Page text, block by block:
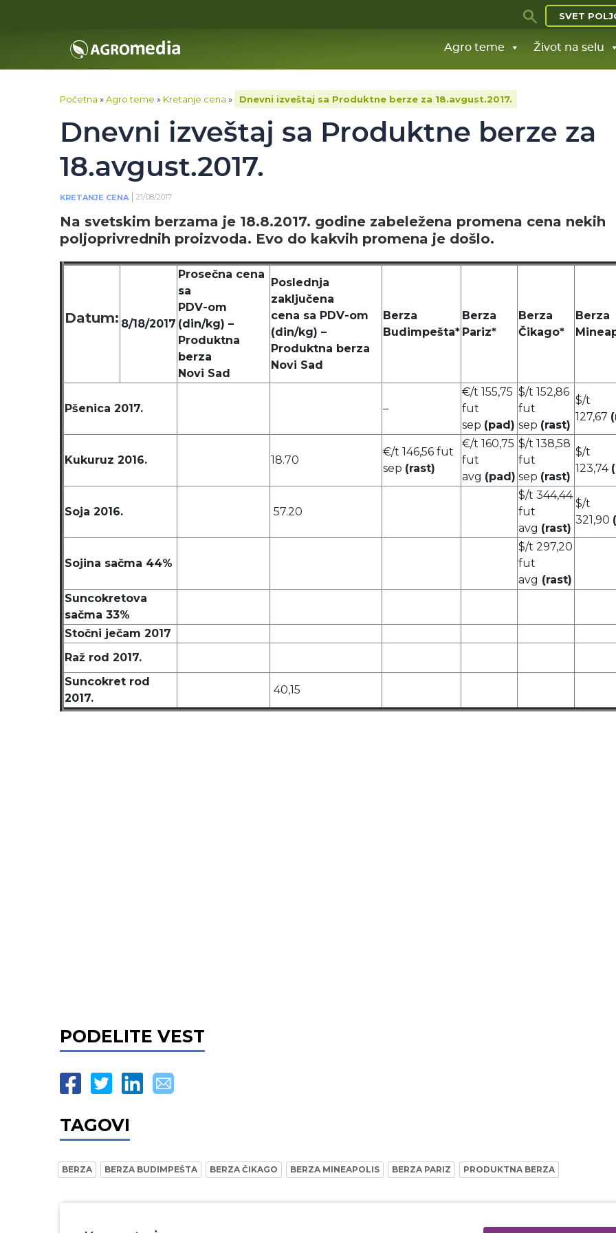
SVET
Agro teme Život na selu
Početna »Agro teme » Kretanje cena » Dnevni izveštaj sa Produktne berze za 18.avgust.2017.
Dnevni izveštaj sa Produktne berze za
18.avgust.2017.
KRETANJE CENA 21/08/2017
Na svetskim berzama je 18.8.2017. godine zabeležena promena cena nekih
poljoprivrednih proizvoda. Evo do kakvih promena je došlo.
Datum: 8/18/2017
Prosečna cena
sa
PDV-om
(din/kg) –
Produktna
berza
Novi Sad
Poslednja
zaključena
cena sa PDV-om
(din/kg) –
Produktna berza
Novi Sad
Berza
Budimpešta*
Berza
Pariz*
Berza
Čikago*
Berza
Pšenica 2017. –
€/t 155,75
fut
sep (pad)
$/t 152,86
fut
sep (rast)
$/t
127,67
Kukuruz 2016. 18.70
€/t 146,56 fut
sep (rast)
€/t 160,75
fut
avg (pad)
$/t 138,58
fut
sep (rast)
$/t
123,74
Soja 2016. 57.20
$/t 344,44
fut
avg (rast)
$/t
321,90
Sojina sačma 44%
$/t 297,20
fut
avg (rast)
Suncokretova
sačma 33%
Stočni ječam 2017
Raž rod 2017.
Suncokret rod
2017.
40,15
PODELITE VEST
TAGOVI
BERZA BERZA BUDIMPEŠTA BERZA ČIKAGO BERZA MINEAPOLIS BERZA PARIZ PRODUKTNA BERZA